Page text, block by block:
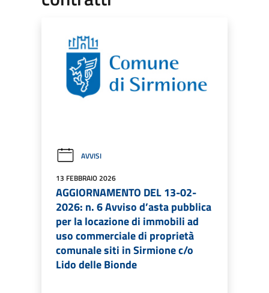
AVVISI
13 FEBBRAIO 2026
AGGIORNAMENTO DEL 13-02-
2026: n. 6 Avviso d’asta pubblica
per la locazione di immobili ad
uso commerciale di proprietà
comunale siti in Sirmione c/o
Lido delle Bionde